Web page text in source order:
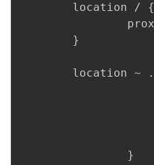
        location /
{
}
location ~
}